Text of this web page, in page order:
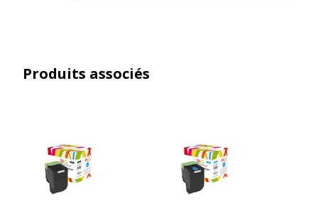
Produits associés